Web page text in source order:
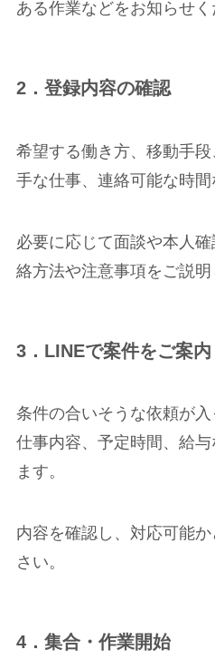
ある作業などをお知らせく
2．登録内容の確認
希望する働き方、移動手
手な仕事、連絡可能な時間
必要に応じて面談や本人
絡方法や注意事項をご説明
3．LINEで案件をご案内
条件の合いそうな依頼が入
仕事内容、予定時間、給
ます。
内容を確認し、対応可能
さい。
4．集合・作業開始